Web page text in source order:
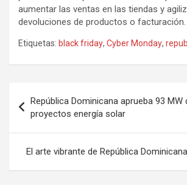
aumentar las ventas en las tiendas y
devoluciones de productos o facturación.
Etiquetas: black friday, Cyber Monday,
de
entradas
República Dominicana aprueba 93 MW
proyectos energía solar
El arte vibrante de República